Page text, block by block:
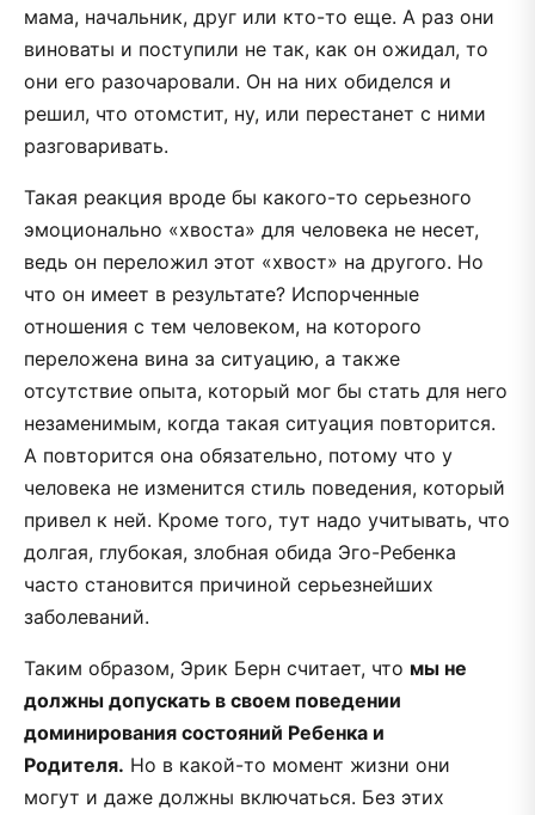
мама, начальник, друг или кто-то еще. А раз они
виноваты и поступили не так, как он ожидал, то
они его разочаровали. Он на них обиделся и
решил, что отомстит, ну, или перестанет с ними
разговаривать.
Такая реакция вроде бы какого-то серьезного
эмоционально «хвоста» для человека не несет,
ведь он переложил этот «хвост» на другого. Но
что он имеет в результате? Испорченные
отношения с тем человеком, на которого
переложена вина за ситуацию, а также
отсутствие опыта, который мог бы стать для него
незаменимым, когда такая ситуация повторится.
А повторится она обязательно, потому что у
человека не изменится стиль поведения, который
привел к ней. Кроме того, тут надо учитывать, что
долгая, глубокая, злобная обида Эго-Ребенка
часто становится причиной серьезнейших
заболеваний.
Таким образом, Эрик Берн считает, что мы не
должны допускать в своем поведении
доминирования состояний Ребенка и
Родителя. Но в какой-то момент жизни они
могут и даже должны включаться. Без этих